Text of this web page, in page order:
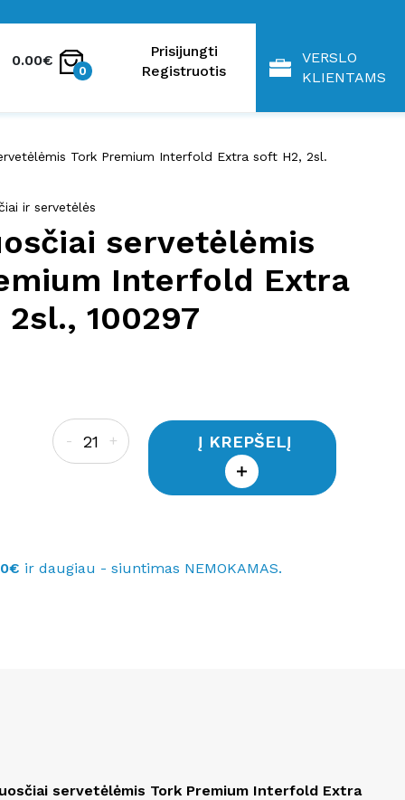
0.00€
0
Prisijungti
Registruotis
VERSLO
KLIENTAMS
Tork Premium Interfold Extra soft H2, 2sl.
ir servetėlės
servetėlėmis
Interfold Extra
100297
- + Į KREPŠELĮ
ir daugiau - siuntimas NEMOKAMAS.
servetėlėmis Tork Premium Interfold Extra